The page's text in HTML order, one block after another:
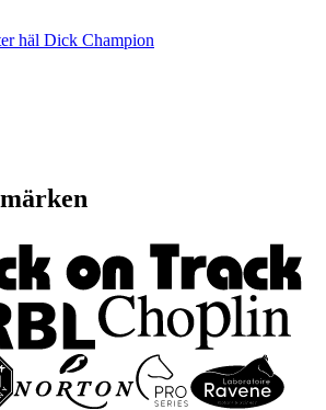
häl Dick Champion